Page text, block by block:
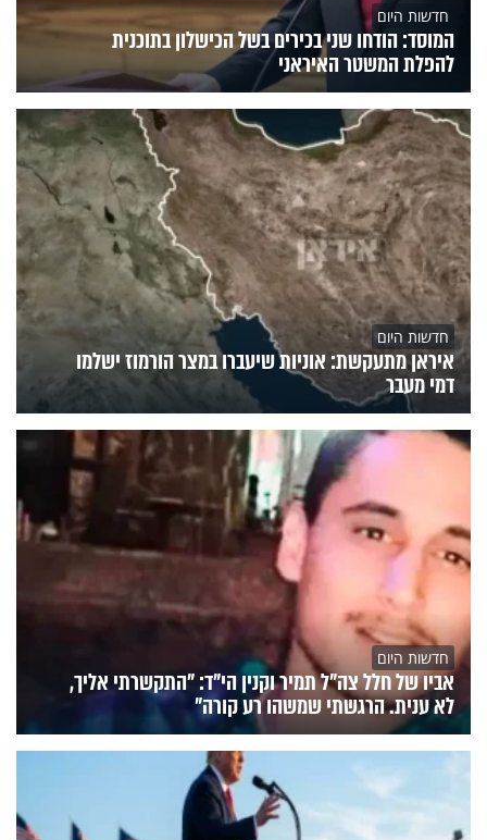
חדשות היום
המוסד: הודחו שני בכירים בשל הכישלון בתוכנית
להפלת המשטר האיראני
חדשות היום
איראן מתעקשת: אוניות שיעברו במצר הורמוז ישלמו
דמי מעבר
חדשות היום
אביו של חלל צה"ל תמיר וקנין הי"ד: "התקשרתי אליך,
לא ענית. הרגשתי שמשהו רע קורה"